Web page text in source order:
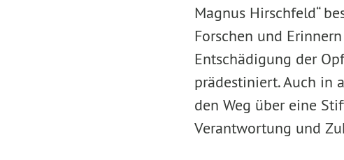
Magnus Hirschfeld“
Forschen und
Entschädigung der
prädestiniert. Auch in
den Weg über eine
Verantwortung und